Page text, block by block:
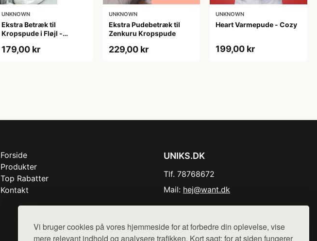
Vi bruger cookies på vores hjemmeside for at forbedre din oplevelse, vise
mere relevant indhold og analysere trafikken. Kort sagt: for at siden fungerer
UNKNOWN
Ekstra Betræk til
Kropspude i Fløjl -
179,00 kr
UNKNOWN
Ekstra Pudebetræk til
Zenkuru Kropspude
229,00 kr
UNKNOWN
Heart Varmepude - Cozy
199,00 kr
Forside
Produkter
Top Rabatter
Kontakt
UNIKS.DK
Tlf. 78768672
Mail: hej@want.dk